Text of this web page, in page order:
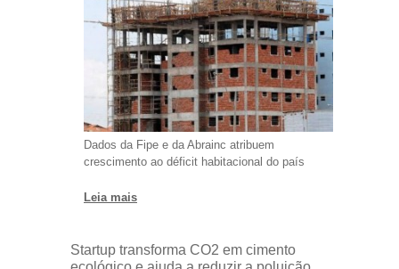
Dados da Fipe e da Abrainc atribuem
crescimento ao déficit habitacional do país
Leia mais
Startup transforma CO2 em cimento